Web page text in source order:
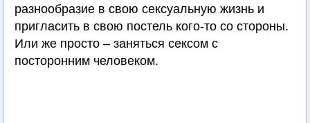
разнообразие в свою сексуальную жизнь и
пригласить в свою постель кого-то со стороны.
Или же просто – заняться сексом с
посторонним человеком.